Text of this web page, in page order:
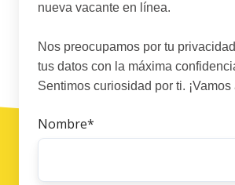
nueva vacante en línea.
Nos preocupamos por tu
tus datos con la máxima
Sentimos curiosidad por ti.
Nombre*